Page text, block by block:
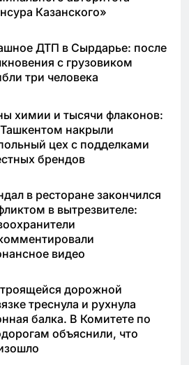
Казанского»
ДТП в Сырдарье: после
с грузовиком
три человека
химии и тысячи флаконов:
накрыли
цех с подделками
брендов
в ресторане закончился
в вытрезвителе:
видео
дорожной
треснула и рухнула
балка. В Комитете по
объяснили, что